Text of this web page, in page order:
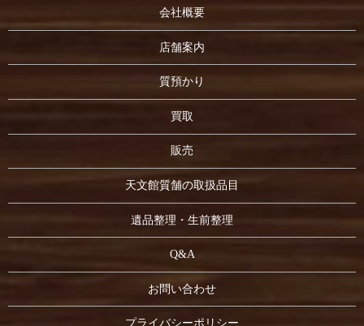
会社概要
店舗案内
質預かり
買取
販売
天文館質舗の取扱品目
遺品整理・生前整理
Q&A
お問い合わせ
プライバシーポリシー